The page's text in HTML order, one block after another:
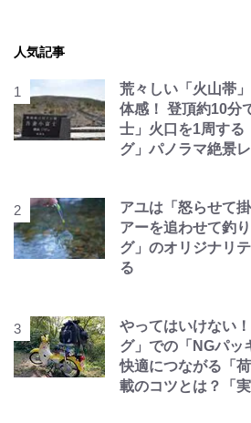
人気記事
荒々しい「火山帯
体感！ 登頂約10分
士」火口を1周する
グ」パノラマ絶景
アユは「怒らせて
アーを追わせて釣
グ」のオリジナリ
る
やってはいけない
グ」での「NGパッ
快適につながる「
載のコツとは？「実